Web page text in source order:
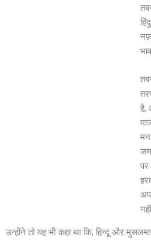
है,
मन
उन्होंने तो यह भी कहा था कि, हिन्दू और